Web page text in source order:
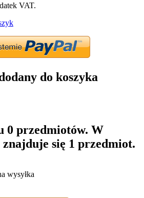
VAT.
do koszyka
0 przedmiotów. W
się 1 przedmiot.
wysyłka